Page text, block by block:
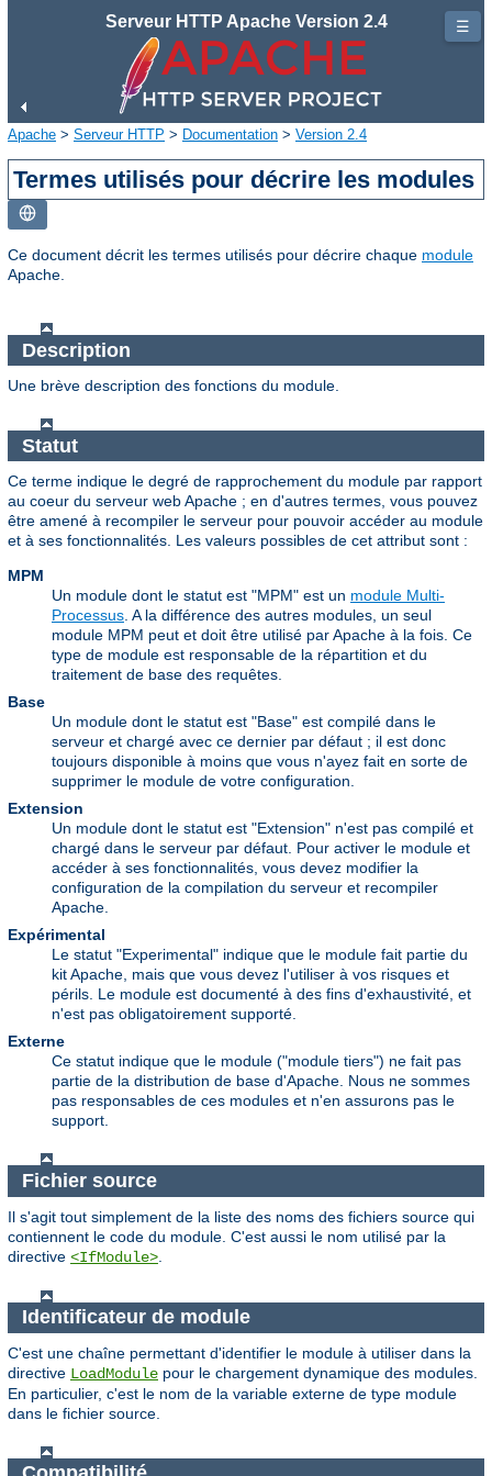
Serveur HTTP Apache Version 2.4
Apache > Serveur HTTP > Documentation > Version 2.4
Termes utilisés pour décrire les modules
Ce document décrit les termes utilisés pour décrire chaque module
Apache.
Description
Une brève description des fonctions du module.
Statut
Ce terme indique le degré de rapprochement du module par rapport
au coeur du serveur web Apache ; en d'autres termes, vous pouvez
être amené à recompiler le serveur pour pouvoir accéder au module
et à ses fonctionnalités. Les valeurs possibles de cet attribut sont :
MPM
Un module dont le statut est "MPM" est un module Multi-
Processus. A la différence des autres modules, un seul
module MPM peut et doit être utilisé par Apache à la fois. Ce
type de module est responsable de la répartition et du
traitement de base des requêtes.
Base
Un module dont le statut est "Base" est compilé dans le
serveur et chargé avec ce dernier par défaut ; il est donc
toujours disponible à moins que vous n'ayez fait en sorte de
supprimer le module de votre configuration.
Extension
Un module dont le statut est "Extension" n'est pas compilé et
chargé dans le serveur par défaut. Pour activer le module et
accéder à ses fonctionnalités, vous devez modifier la
configuration de la compilation du serveur et recompiler
Apache.
Expérimental
Le statut "Experimental" indique que le module fait partie du
kit Apache, mais que vous devez l'utiliser à vos risques et
périls. Le module est documenté à des fins d'exhaustivité, et
n'est pas obligatoirement supporté.
Externe
Ce statut indique que le module ("module tiers") ne fait pas
partie de la distribution de base d'Apache. Nous ne sommes
pas responsables de ces modules et n'en assurons pas le
support.
Fichier source
Il s'agit tout simplement de la liste des noms des fichiers source qui
contiennent le code du module. C'est aussi le nom utilisé par la
directive <IfModule>
Identificateur de module
C'est une chaîne permettant d'identifier le module à utiliser dans la
directive LoadModule pour le chargement dynamique des modules.
En particulier, c'est le nom de la variable externe de type module
dans le fichier source.
☰